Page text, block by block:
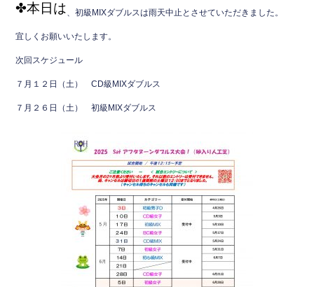
e
b
o
o
k
er
✤本日は、初級MIXダブルスは雨天中止とさせていただきました。
宜しくお願いいたします。
次回スケジュール
７月１２日（土） CD級MIXダブルス
７月２６日（土） 初級MIXダブルス